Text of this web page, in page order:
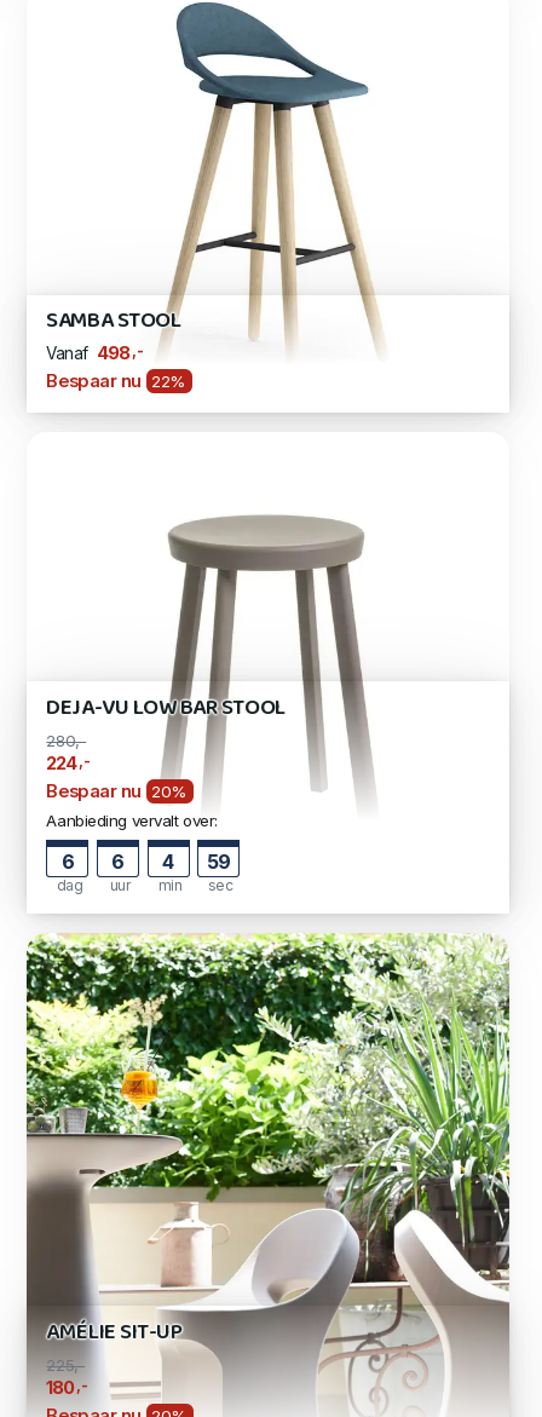
SAMBA STOOL
Vanaf 498,-
Bespaar nu 22%
DEJA-VU LOW BAR STOOL
280,-
224,-
Bespaar nu
20%
Aanbieding vervalt over:
6
dag
6
uur
4
min
57
sec
AMÉLIE SIT-UP
225,-
180,-